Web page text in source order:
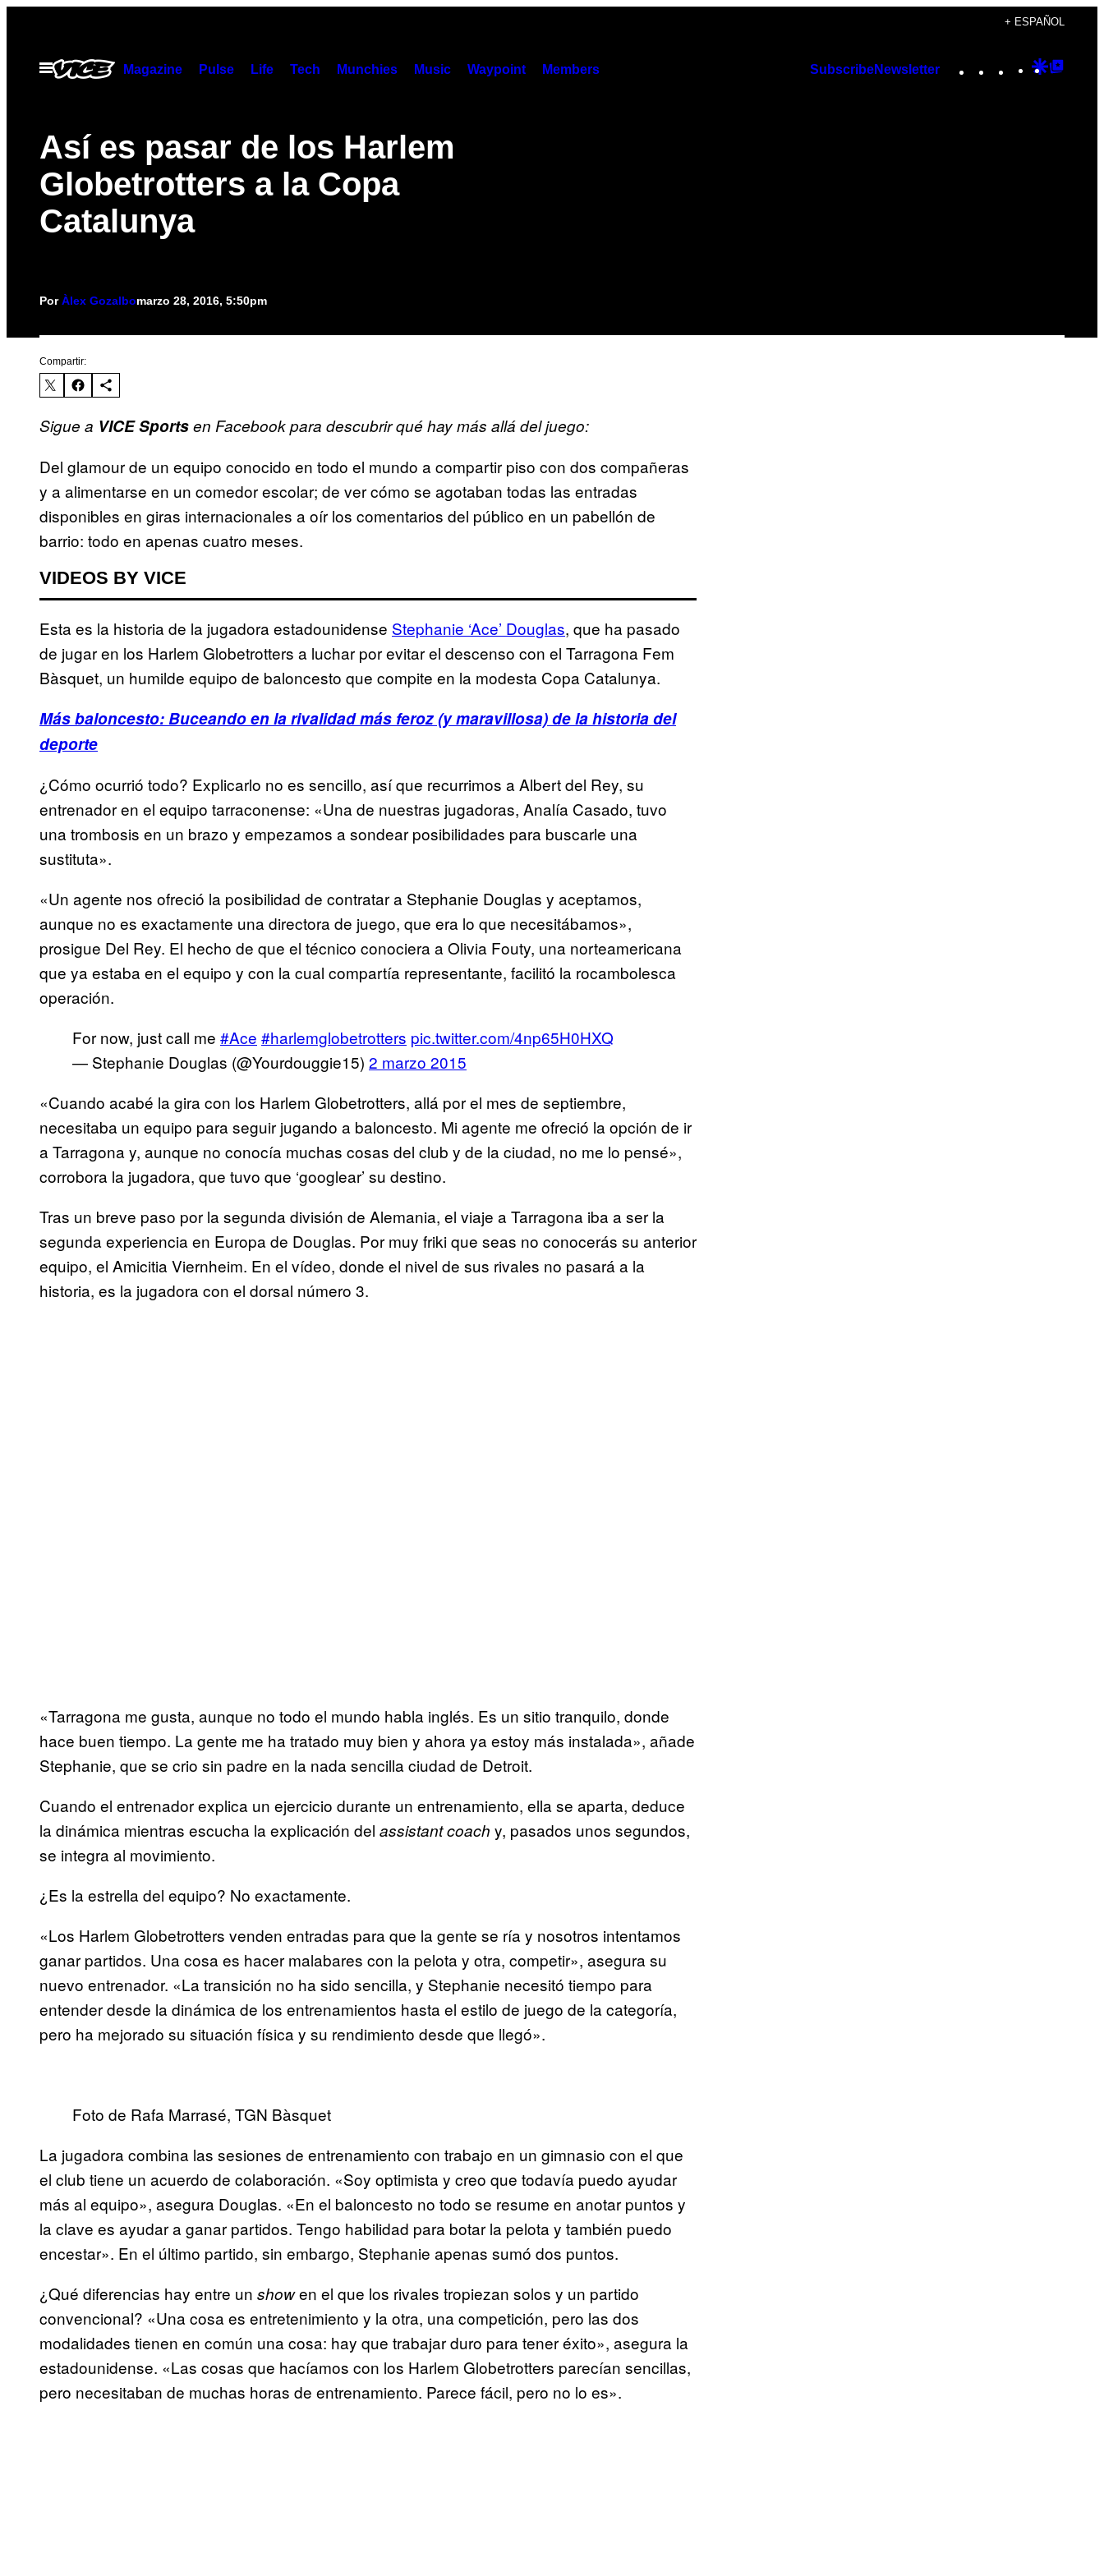
contenido
+ ESPAÑOL
Abrir
Menú
Magazine Pulse Life Tech Munchies Music Waypoint Members SubscribeNewsletter Instagram
TikTok
YouTube
Google
Así es pasar de los Harlem
Globetrotters a la Copa
Catalunya
PorÀlex Gozalbomarzo 28, 2016, 5:50pm
Compartir:
Sigue a VICE Sportsen Facebook para descubrir qué hay más allá del juego:
Del glamour de un equipo conocido en todo el mundo a compartir piso con dos compañeras
y a alimentarse en un comedor escolar; de ver cómo se agotaban todas las entradas
disponibles en giras internacionales a oír los comentarios del público en un pabellón de
barrio: todo en apenas cuatro meses.
VIDEOS BY VICE
Esta es la historia de la jugadora estadounidense Stephanie ‘Ace’ Douglas, que ha pasado
de jugar en los Harlem Globetrotters a luchar por evitar el descenso con el Tarragona Fem
Bàsquet, un humilde equipo de baloncesto que compite en la modesta Copa Catalunya.
Más baloncesto: Buceando en la rivalidad más feroz (y maravillosa) de la historia del
deporte
¿Cómo ocurrió todo? Explicarlo no es sencillo, así que recurrimos a Albert del Rey, su
entrenador en el equipo tarraconense: «Una de nuestras jugadoras, Analía Casado, tuvo
una trombosis en un brazo y empezamos a sondear posibilidades para buscarle una
sustituta».
«Un agente nos ofreció la posibilidad de contratar a Stephanie Douglas y aceptamos,
aunque no es exactamente una directora de juego, que era lo que necesitábamos»,
prosigue Del Rey. El hecho de que el técnico conociera a Olivia Fouty, una norteamericana
que ya estaba en el equipo y con la cual compartía representante, facilitó la rocambolesca
operación.
For now, just call me #Ace #harlemglobetrotters pic.twitter.com/4np65H0HXQ
— Stephanie Douglas (@Yourdouggie15) 2 marzo 2015
«Cuando acabé la gira con los Harlem Globetrotters, allá por el mes de septiembre,
necesitaba un equipo para seguir jugando a baloncesto. Mi agente me ofreció la opción de ir
a Tarragona y, aunque no conocía muchas cosas del club y de la ciudad, no me lo pensé»,
corrobora la jugadora, que tuvo que ‘googlear’ su destino.
Tras un breve paso por la segunda división de Alemania, el viaje a Tarragona iba a ser la
segunda experiencia en Europa de Douglas. Por muy friki que seas no conocerás su anterior
equipo, el Amicitia Viernheim. En el vídeo, donde el nivel de sus rivales no pasará a la
historia, es la jugadora con el dorsal número 3.
«Tarragona me gusta, aunque no todo el mundo habla inglés. Es un sitio tranquilo, donde
hace buen tiempo. La gente me ha tratado muy bien y ahora ya estoy más instalada», añade
Stephanie, que se crio sin padre en la nada sencilla ciudad de Detroit.
Cuando el entrenador explica un ejercicio durante un entrenamiento, ella se aparta, deduce
la dinámica mientras escucha la explicación del assistant coach y, pasados unos segundos,
se integra al movimiento.
¿Es la estrella del equipo? No exactamente.
«Los Harlem Globetrotters venden entradas para que la gente se ría y nosotros intentamos
ganar partidos. Una cosa es hacer malabares con la pelota y otra, competir», asegura su
nuevo entrenador. «La transición no ha sido sencilla, y Stephanie necesitó tiempo para
entender desde la dinámica de los entrenamientos hasta el estilo de juego de la categoría,
pero ha mejorado su situación física y su rendimiento desde que llegó».
Foto de Rafa Marrasé, TGN Bàsquet
La jugadora combina las sesiones de entrenamiento con trabajo en un gimnasio con el que
el club tiene un acuerdo de colaboración. «Soy optimista y creo que todavía puedo ayudar
más al equipo», asegura Douglas. «En el baloncesto no todo se resume en anotar puntos y
la clave es ayudar a ganar partidos. Tengo habilidad para botar la pelota y también puedo
encestar». En el último partido, sin embargo, Stephanie apenas sumó dos puntos.
¿Qué diferencias hay entre un showen el que los rivales tropiezan solos y un partido
convencional? «Una cosa es entretenimiento y la otra, una competición, pero las dos
modalidades tienen en común una cosa: hay que trabajar duro para tener éxito», asegura la
estadounidense. «Las cosas que hacíamos con los Harlem Globetrotters parecían sencillas,
pero necesitaban de muchas horas de entrenamiento. Parece fácil, pero no lo es».